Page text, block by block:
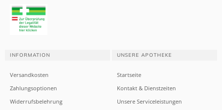
INFORMATION
Versandkosten
Zahlungsoptionen
Widerrufsbelehrung
UNSERE APOTHEKE
Startseite
Kontakt & Dienstzeiten
Unsere Serviceleistungen